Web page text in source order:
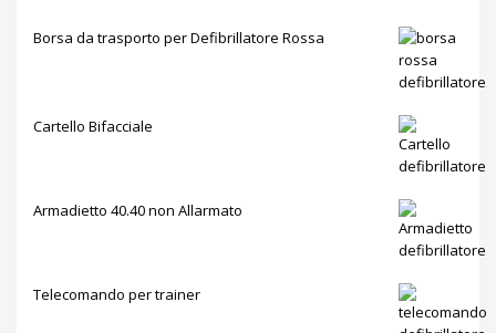
Borsa da trasporto per Defibrillatore Rossa
Cartello Bifacciale
Armadietto 40.40 non Allarmato
Telecomando per trainer